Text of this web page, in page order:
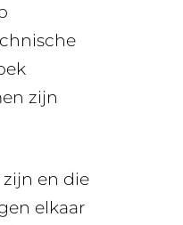
zijn
en die
elkaar